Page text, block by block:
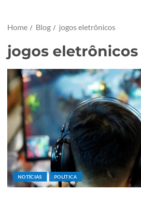
Home Blog jogos eletrônicos
jogos eletrônicos
NOTÍCIAS POLÍTICA